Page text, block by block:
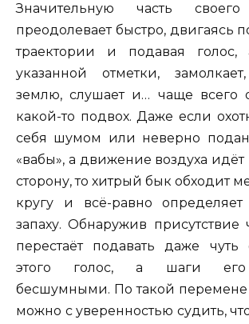
Значительную часть
преодолевает быстро, двигаясь
траектории и подавая
указанной отметки,
землю, слушает и… чаще всего
какой-то подвох. Даже если
себя шумом или неверно
«вабы», а движение воздуха
сторону, то хитрый бык обходит
кругу и всё-равно
запаху. Обнаружив присутствие
перестаёт подавать даже
этого голос, а шаги его
бесшумными. По такой
можно с уверенностью судить,